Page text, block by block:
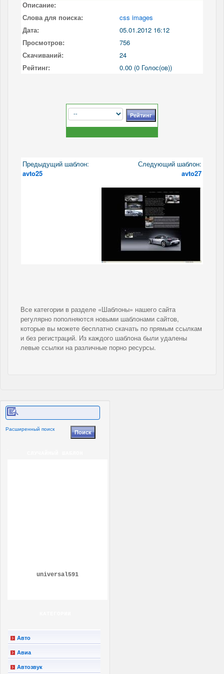
Описание:
Слова для поиска:
css images
Дата:
05.01.2012 16:12
Просмотров:
756
Скачиваний:
24
Рейтинг:
0.00 (0 Голос(ов))
Предыдущий шаблон:
avto25
Следующий шаблон:
avto27
Все категории в разделе «Шаблоны» нашего сайта
регулярно пополняются новыми шаблонами сайтов,
которые вы можете бесплатно скачать по прямым ссылкам
и без регистраций. Из каждого шаблона были удалены
левые ссылки на различные порно ресурсы.
Расширенный поиск
universal591
Авто
Авиа
Автозвук